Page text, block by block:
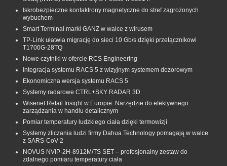
Iskrobezpieczne kontaktrony magnetyczne do stref zagrożonych
wybuchem
Smart Terminal marki GANZ w walce z wirusem
TP-Link ułatwia migrację do sieci 10 Gb/s dzięki przełącznikowi
T1700G‑28TQ
Nowe czytniki w ofercie RCS Engineering
Integracja systemu RACS 5 z wizyjnym systemem dozorowym
Ekonomiczna wersja systemu RACS 5
Systemy radarowe CTRL+SKY RADAR 3D
Wisenet Retail Insight w Europie. Narzędzie do efektywnego
zarządzania w handlu detalicznym
Pomiar temperatury ludzkiego ciała dzięki termowizji
Systemy zliczania ludzi firmy Dahua Technology pomagają w walce
z SARS-CoV-2
NOVUS NVIP-2H-8912M/TS SET – profesjonalny zestaw do
zdalnego pomiaru temperatury ciała